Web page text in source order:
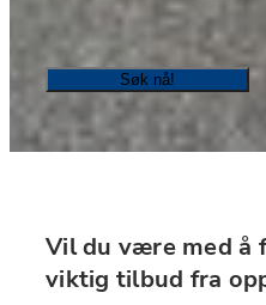
Søk nå!
Vil du være med å
viktig tilbud fra